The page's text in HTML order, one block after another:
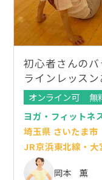
初心者さんの
ラインレッスン
オンライン可
無
ヨガ・フィットネ
埼玉県 さいたま市
JR京浜東北線・大
岡本 薫